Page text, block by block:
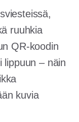
ruuhkia
QR-koodin
lippuun – näin
kuvia